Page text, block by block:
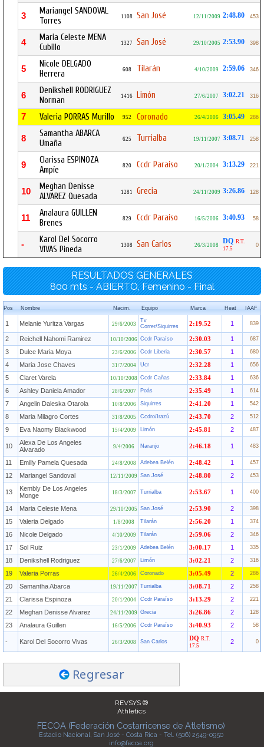
3
Mariangel SANDOVAL
Torres
1108 San José 12/11/2009 2:48.80 453
4
Maria Celeste MENA
Cubillo
1327 San José 29/10/2005 2:53.90 398
5
Nicole DELGADO
Herrera
608 Tilarán 4/10/2009 2:59.06 346
6
Denikshell RODRIGUEZ
Norman
1416 Limón 27/6/2007 3:02.21 316
7 Valeria PORRAS Murillo 952 Coronado 26/4/2006 3:05.49 286
8
Samantha ABARCA
Umaña
625 Turrialba 19/11/2007 3:08.71 258
9
Clarissa ESPINOZA
Ampíe
820 Ccdr Paraíso 20/1/2004 3:13.29 221
10
Meghan Denisse
ALVAREZ Quesada
1281 Grecia 24/11/2009 3:26.86 128
11
Analaura GUILLEN
Brenes
829 Ccdr Paraíso 16/5/2006 3:40.93 58
-
Karol Del Socorro
VIVAS Pineda
1308 San Carlos 26/3/2008 DQ R.T.
17.5
0
RESULTADOS GENERALES
800 mts - ABIERTO, Femenino - Final
Pos Nombre Nacim. Equipo Marca Heat IAAF
1 Melanie Yuritza Vargas 29/6/2003
Tv
Correr/Siquirres
2:19.52 1 839
2 Reichell Nahomi Ramirez 10/10/2006 Ccdr Paraíso 2:30.03 1 687
3 Dulce Maria Moya 23/6/2006 Ccdr Liberia 2:30.57 1 680
4 Maria Jose Chaves 31/7/2004 Ucr 2:32.28 1 656
5 Claret Varela 10/10/2008 Ccdr Cañas 2:33.84 1 636
6 Ashley Daniela Amador 28/6/2007 Poás 2:35.49 1 614
7 Angelin Daleska Otarola 10/8/2006 Siquirres 2:41.20 1 542
8 Maria Milagro Cortes 31/8/2005 Ccdro/Irazú 2:43.70 2 512
9 Eva Naomy Blackwood 15/4/2009 Limón 2:45.81 2 487
10
Alexa De Los Angeles
Alvarado
9/4/2006 Naranjo 2:46.18 1 483
11 Emilly Pamela Quesada 24/8/2008 Adebea Belén 2:48.42 1 457
12 Mariangel Sandoval 12/11/2009 San José 2:48.80 2 453
13
Kembly De Los Angeles
Monge
18/3/2007 Turrialba 2:53.67 1 400
14 Maria Celeste Mena 29/10/2005 San José 2:53.90 2 398
15 Valeria Delgado 1/8/2008 Tilarán 2:56.20 1 374
16 Nicole Delgado 4/10/2009 Tilarán 2:59.06 2 346
17 Sol Ruiz 23/1/2009 Adebea Belén 3:00.17 1 335
18 Denikshell Rodriguez 27/6/2007 Limón 3:02.21 2 316
19 Valeria Porras 26/4/2006 Coronado 3:05.49 2 286
20 Samantha Abarca 19/11/2007 Turrialba 3:08.71 2 258
21 Clarissa Espinoza 20/1/2004 Ccdr Paraíso 3:13.29 2 221
22 Meghan Denisse Alvarez 24/11/2009 Grecia 3:26.86 2 128
23 Analaura Guillen 16/5/2006 Ccdr Paraíso 3:40.93 2 58
- Karol Del Socorro Vivas 26/3/2008 San Carlos DQ R.T.
17.5
2 0
Regresar
REVSYS ®
Athletics
FECOA (Federación Costarricense de Atletismo)
Estadio Nacional, San José - Costa Rica - Tel. (506) 2549-0950
info@fecoa.org